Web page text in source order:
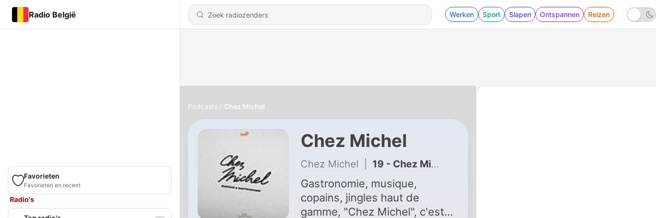
Radio België Werken Sport Slapen Ontspannen Reizen
Favorieten
Favorieten en recent
Radio's
Podcasts Chez Michel
Chez Michel
Chez Michel 19 - Chez Michel #19 - En direct du Nancy Jazz Pulsations
Gastronomie, musique,
copains, jingles haut de
gamme, "Chez Michel", c'est